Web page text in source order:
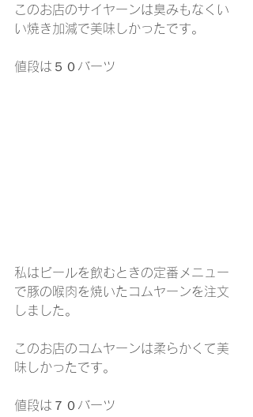
このお店のサイヤーンは臭みもなくい
い焼き加減で美味しかったです。
値段は５０バーツ
私はビールを飲むときの定番メニュー
で豚の喉肉を焼いたコムヤーンを注文
しました。
このお店のコムヤーンは柔らかくて美
味しかったです。
値段は７０バーツ